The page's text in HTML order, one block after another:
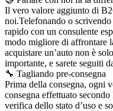
Il vero valore aggiunto di
noi.Telefonando o
rapido con un consulente
modo migliore di affrontare
acquistare un’auto non è
importante, e sarete seguiti
🔧 Tagliando pre-consegna
Prima della consegna, ogni
consegna effettuato
verifica dello stato d’uso e